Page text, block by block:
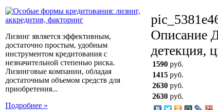
Лизинг является эффективным,
достаточно простым, удобным
инструментом кредитования с
незначительной степенью риска.
Лизинговые компании, обладая
достаточным объемом средств для
приобретения...
Подробнее »
Описание
детекция,
1590 руб.
1415 руб.
2630 руб.
2630 руб.